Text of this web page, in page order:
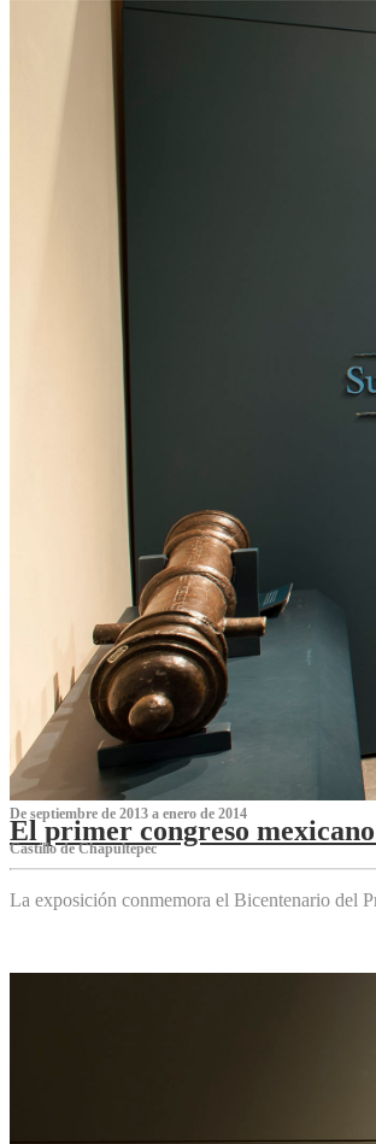
De septiembre de 2013 a enero de 2014
El primer congreso
Castillo de Chapultepec
La exposición conmemora el Bicentenario del